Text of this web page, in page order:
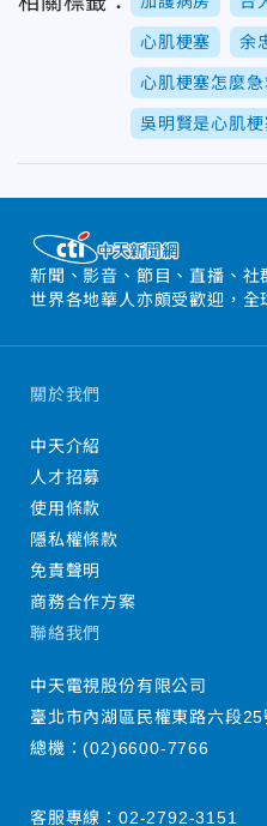
心肌梗塞 余
心肌梗塞怎麼急
吳明賢是心肌梗
新聞、影音、節目、直播、
世界各地華人亦頗受歡迎，全
關於我們
中天介紹
人才招募
使用條款
隱私權條款
免責聲明
商務合作方案
聯絡我們
中天電視股份有限公司
臺北市內湖區民權東路六段25
總機：(02)6600-7766
客服專線： 02-2792-3151